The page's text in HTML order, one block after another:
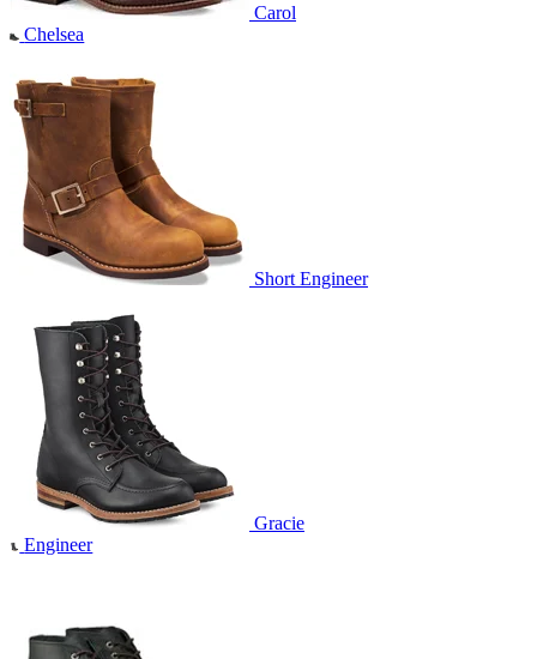
Carol
Chelsea
Short Engineer
Gracie
Engineer